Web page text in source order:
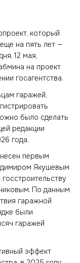
который
на пять лет —
12 мая,
на проект
госагентства.
гаражей,
было сделать
редакции
года.
первым
Якушевым
По данным
гаражной
были
гаражей
эффект